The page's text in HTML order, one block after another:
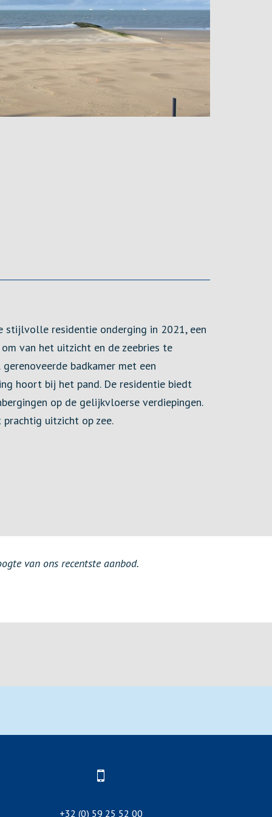
stijlvolle residentie onderging in 2021, een
van het uitzicht en de zeebries te
badkamer met een
hoort bij het pand. De residentie biedt
op de gelijkvloerse verdiepingen.
uitzicht op zee.
van ons recentste aanbod.
+32 (0) 59 25 52 00